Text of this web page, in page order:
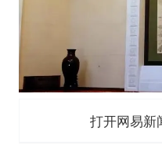
打开网易新